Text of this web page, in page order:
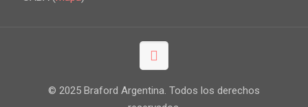
© 2025 Braford Argentina. Todos los derechos